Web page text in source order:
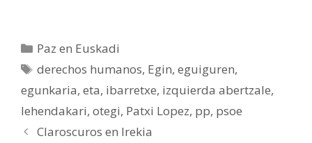
Categorías
Paz en Euskadi
Etiquetas
derechos humanos, Egin,eguiguren,
egunkaria, eta, ibarretxe, izquierda abertzale,
lehendakari, otegi, Patxi Lopez, pp, psoe
Claroscuros en Irekia